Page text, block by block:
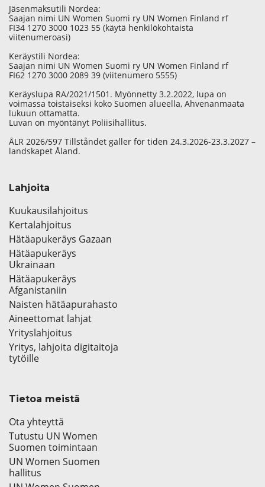
Jäsenmaksutili Nordea:
Saajan nimi UN Women Suomi ry UN Women Finland rf
FI34 1270 3000 1023 55 (käytä henkilökohtaista
viitenumeroasi)
Keräystili Nordea:
Saajan nimi UN Women Suomi ry UN Women Finland rf
FI62 1270 3000 2089 39 (viitenumero 5555)
Keräyslupa RA/2021/1501. Myönnetty 3.2.2022, lupa on
voimassa toistaiseksi koko Suomen alueella, Ahvenanmaata
lukuun ottamatta.
Luvan on myöntänyt Poliisihallitus.
ÅLR 2026/597 Tillståndet gäller för tiden 24.3.2026-23.3.2027 –
landskapet Åland.
Lahjoita
Kuukausilahjoitus
Kertalahjoitus
Hätäapukeräys Gazaan
Hätäapukeräys
Ukrainaan
Hätäapukeräys
Afganistaniin
Naisten hätäapurahasto
Aineettomat lahjat
Yrityslahjoitus
Yritys, lahjoita digitaitoja
tytöille
Tietoa meistä
Ota yhteyttä
Tutustu UN Women
Suomen toimintaan
UN Women Suomen
hallitus